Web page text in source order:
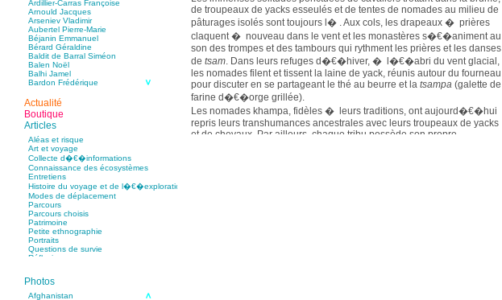
Ardillier-Carras Françoise
Arnould Jacques
Arseniev Vladimir
Aubertel Pierre-Marie
Béjanin Emmanuel
Bérard Géraldine
Baldit de Barral Siméon
Balen Noël
Balhi Jamel
Bardon Frédérique
Bastide Fabien
Baudin Julie
Baujard Jacques
Bazin Sylvain
Bellanger Marc
Bellec Hervé
Belleville Régis
Benestar Géraldine
Benoist Yann
Bertrand Jordane
Bertrandy Antoine
Bezsonov Youri
Bideau Michel-Cosme
Billard Yannick
Blanchet Anne-Lise
Bluntzer Christophe
Bobin Mathieu
Boch Anne-Laure
Boch Julie
Boillot Henri
Bonnem Éric
Boudart Jean-Louis
Actualité
Boutique
Articles
Aléas et risque
Art et voyage
Collecte d�€�informations
Connaissance des écosystèmes
Entretiens
Histoire du voyage et de l�€�exploration
Modes de déplacement
Parcours
Parcours choisis
Patrimoine
Petite ethnographie
Portraits
Questions de survie
Réflexions
Photos
Afghanistan
de troupeaux de yacks esseulés et de tentes de nomades au milieu de
pâturages isolés sont toujours l� . Aux cols, les drapeaux � prières
claquent � nouveau dans le vent et les monastères s�€�animent au
son des trompes et des tambours qui rythment les prières et les danses
de tsam. Dans leurs refuges d�€�hiver, � l�€�abri du vent glacial,
les nomades filent et tissent la laine de yack, réunis autour du fourneau
pour discuter en se partageant le thé au beurre et la tsampa (galette de
farine d�€�orge grillée).
Les nomades khampa, fidèles � leurs traditions, ont aujourd�€�hui
repris leurs transhumances ancestrales avec leurs troupeaux de yacks
et de chevaux. Par ailleurs, chaque tribu possède son propre